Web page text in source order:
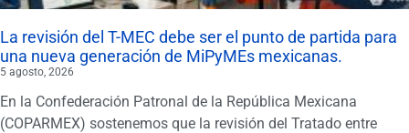
La revisión del T-MEC debe ser el punto de partida para
una nueva generación de MiPyMEs mexicanas.
5 agosto, 2026
En la Confederación Patronal de la República Mexicana
(COPARMEX) sostenemos que la revisión del Tratado entre